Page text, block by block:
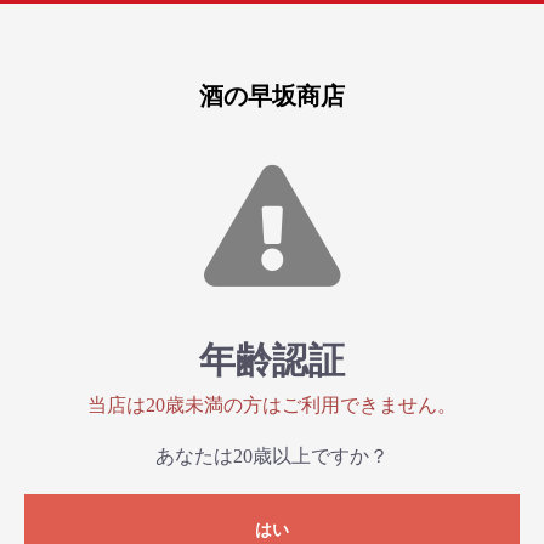
酒の早坂商店
年齢認証
当店は20歳未満の方はご利用できません。
あなたは20歳以上ですか？
はい